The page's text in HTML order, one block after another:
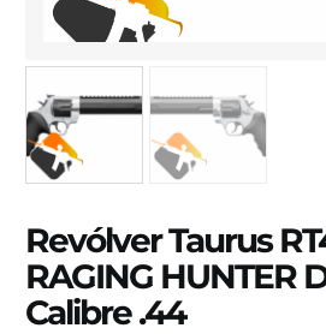
Revólver Taurus
RAGING HUNTER
Calibre .44